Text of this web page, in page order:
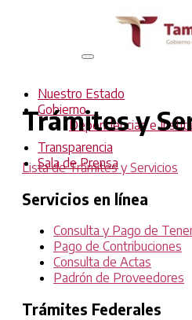
Interruptor
Navegación
Nuestro Estado
Gobierno
Dependencias e
Transparencia
Sala de Prensa
Trámites y
Lista de Trámites y Servicios
Servicios en línea
Consulta y Pago de
Pago de Contribuciones
Consulta de Actas
Padrón de Proveedores
Trámites Federales